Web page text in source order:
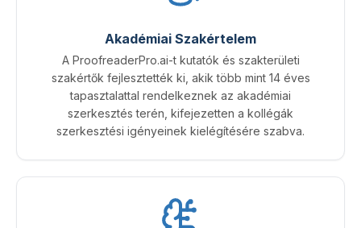
Akadémiai Szakértelem
A ProofreaderPro.ai-t kutatók és szakterületi
szakértők fejlesztették ki, akik több mint 14 éves
tapasztalattal rendelkeznek az akadémiai
szerkesztés terén, kifejezetten a kollégák
szerkesztési igényeinek kielégítésére szabva.